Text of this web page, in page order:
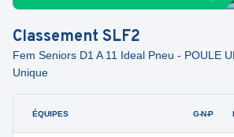
Classement SLF2
Fem Seniors D1 A 11 Ideal Pneu - POULE
Unique
ÉQUIPES G-N-P